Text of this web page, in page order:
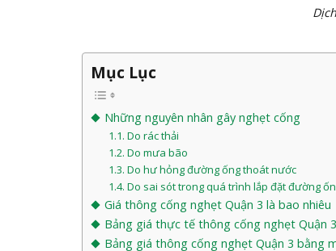
Dịch vụ thông
Mục Lục
Những nguyên nhân gây nghẹt cống
Do rác thải
Do mưa bão
Do hư hỏng đường ống thoát nước
Do sai sót trong quá trình lắp đặt đường
Giá thông cống nghẹt Quận 3 là bao nhiêu
Bảng giá thực tế thông cống nghẹt Quận 3
Bảng giá thông cống nghẹt Quận 3 bằng